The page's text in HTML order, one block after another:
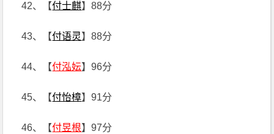
42、【付士麒】88分
43、【付语灵】88分
44、【付泓妘】96分
45、【付怡樟】91分
46、【付昱根】97分